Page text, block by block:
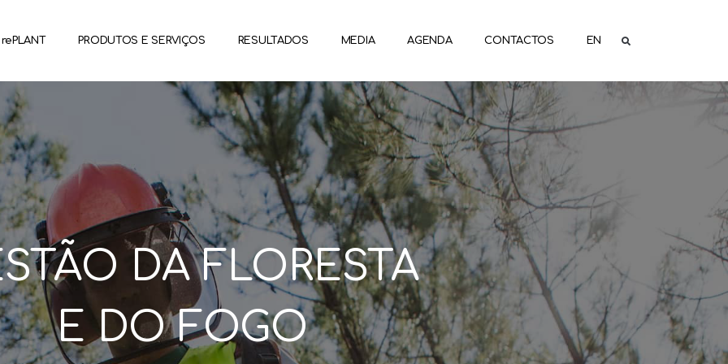
rePLANT PRODUTOS E SERVIÇOS RESULTADOS MEDIA AGENDA CONTACTOS EN
DA FLORESTA
E DO FOGO